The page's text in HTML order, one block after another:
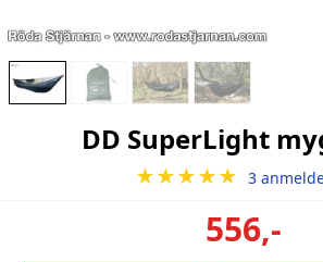
DD SuperLight
★★★★★ 3
556,-